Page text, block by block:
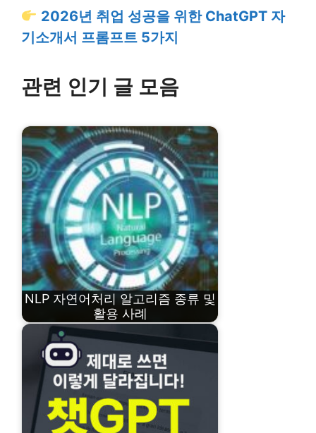
2026년 취업 성공을 위한 ChatGPT 자
기소개서 프롬프트 5가지
관련 인기 글 모음
NLP 자연어처리 알고리즘 종류 및
활용 사례